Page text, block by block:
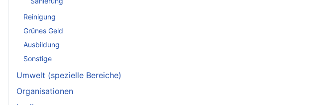
Reinigung
Grünes Geld
Ausbildung
Sonstige
Umwelt (spezielle Bereiche)
Organisationen